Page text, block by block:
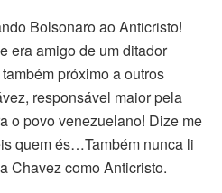
Bolsonaro ao Anticristo!
era amigo de um ditador
próximo a outros
responsável maior pela
o povo venezuelano! Dize me
quem és…Também nunca li
Chavez como Anticristo.